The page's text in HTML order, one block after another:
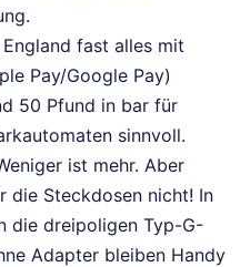
fast alles mit
Pay/Google Pay)
50 Pfund in bar für
sinnvoll.
ist mehr. Aber
die Steckdosen nicht! In
die dreipoligen Typ-G-
Adapter bleiben Handy